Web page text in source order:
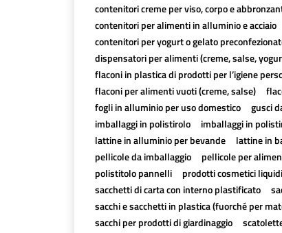
contenitori creme per viso, corpo e
contenitori per alimenti in alluminio e acciaio
contenitori per yogurt o gelato
dispensatori per alimenti (creme, salse,
flaconi in plastica di prodotti per l’igiene
flaconi per alimenti vuoti (creme, salse)
fogli in alluminio per uso domestico
gusci
imballaggi in polistirolo
imballaggi in
lattine in alluminio per bevande
lattine in
pellicole da imballaggio
pellicole per
polistitolo pannelli
prodotti cosmetici liquidi
sacchetti di carta con interno plastificato
sacchi e sacchetti in plastica (fuorché per
sacchi per prodotti di giardinaggio